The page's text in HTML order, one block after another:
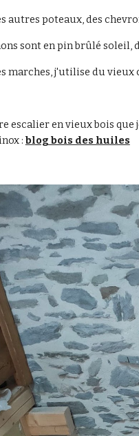
autres poteaux, des
sont en pin brûlé soleil,
marches, j'utilise du vieux
escalier en vieux bois que
: blog bois des huiles